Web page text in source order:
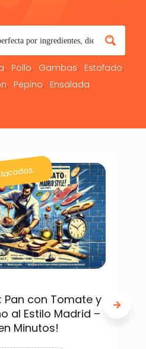
Pollo Gambas
Estofado
Pepino Ensalada
Pan con Tomate y
al Estilo Madrid –
Minutos!